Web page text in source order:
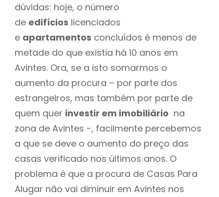
dúvidas: hoje, o número
de edifícios licenciados
e apartamentos concluídos é menos de
metade do que existia há 10 anos em
Avintes. Ora, se a isto somarmos o
aumento da procura – por parte dos
estrangeiros, mas também por parte de
quem quer investir em imobiliário na
zona de Avintes -, facilmente percebemos
a que se deve o aumento do preço das
casas verificado nos últimos anos. O
problema é que a procura de Casas Para
Alugar não vai diminuir em Avintes nos